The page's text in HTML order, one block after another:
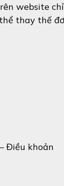
website
thay thế
Điều khoản